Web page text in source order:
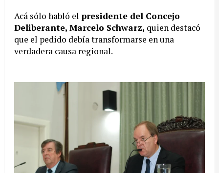
Acá sólo habló el presidente del Concejo
Deliberante, Marcelo Schwarz, quien destacó
que el pedido debía transformarse en una
verdadera causa regional.